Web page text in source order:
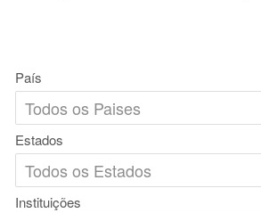
País
Estados
Instituições